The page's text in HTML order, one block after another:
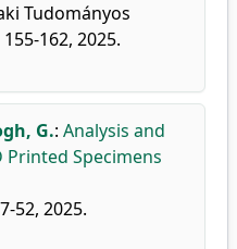
Tudományos
162, 2025.
G.: Analysis and
Specimens
52, 2025.